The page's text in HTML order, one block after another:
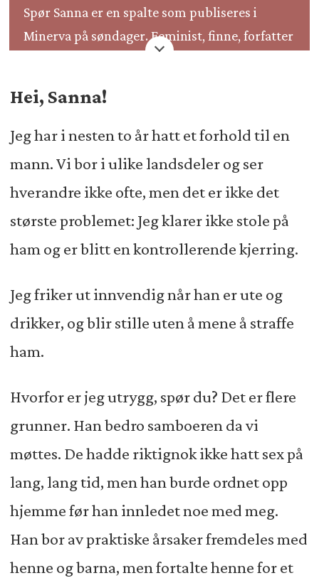
Spør Sanna er en spalte som publiseres i
Minerva på søndager. Feminist, finne, forfatter
kjærlighet.
Hei, Sanna!
Jeg har i nesten to år hatt et forhold til en
mann. Vi bor i ulike landsdeler og ser
hverandre ikke ofte, men det er ikke det
største problemet: Jeg klarer ikke stole på
ham og er blitt en kontrollerende kjerring.
Jeg friker ut innvendig når han er ute og
drikker, og blir stille uten å mene å straffe
ham.
Hvorfor er jeg utrygg, spør du? Det er flere
grunner. Han bedro samboeren da vi
møttes. De hadde riktignok ikke hatt sex på
lang, lang tid, men han burde ordnet opp
hjemme før han innledet noe med meg.
Han bor av praktiske årsaker fremdeles med
henne og barna, men fortalte henne for et